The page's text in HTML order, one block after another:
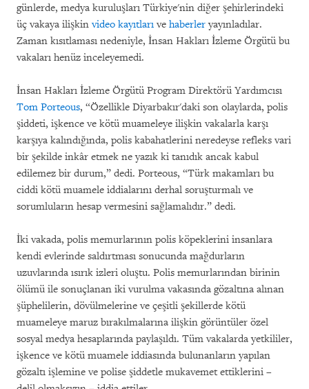
günlerde, medya kuruluşları Türkiye'nin diğer şehirlerindeki
üç vakaya ilişkinvideo kayıtlarıve haberleryayınladılar.
Zaman kısıtlaması nedeniyle, İnsan Hakları İzleme Örgütü bu
vakaları henüz inceleyemedi.
İnsan Hakları İzleme Örgütü Program Direktörü Yardımcısı
Tom Porteous, “Özellikle Diyarbakır'daki son olaylarda, polis
şiddeti, işkence ve kötü muameleye ilişkin vakalarla karşı
karşıya kalındığında, polis kabahatlerini neredeyse refleks vari
bir şekilde inkâr etmek ne yazık ki tanıdık ancak kabul
edilemez bir durum,” dedi. Porteous, “Türk makamları bu
ciddi kötü muamele iddialarını derhal soruşturmalı ve
sorumluların hesap vermesini sağlamalıdır.” dedi.
İki vakada, polis memurlarının polis köpeklerini insanlara
kendi evlerinde saldırtması sonucunda mağdurların
uzuvlarında ısırık izleri oluştu. Polis memurlarından birinin
ölümü ile sonuçlanan iki vurulma vakasında gözaltına alınan
şüphelilerin, dövülmelerine ve çeşitli şekillerde kötü
muameleye maruz bırakılmalarına ilişkin görüntüler özel
sosyal medya hesaplarında paylaşıldı. Tüm vakalarda yetkililer,
işkence ve kötü muamele iddiasında bulunanların yapılan
gözaltı işlemine ve polise şiddetle mukavemet ettiklerini –